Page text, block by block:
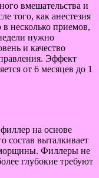
вмешательства и
того, как анестезия
в несколько приемов,
нужно
и качество
Эффект
от 6 месяцев до 1
на основе
состав выталкивает
Филлеры не
глубокие требуют